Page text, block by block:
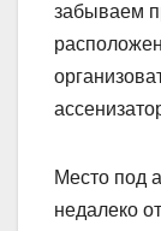
забываем
Место под
недалеко